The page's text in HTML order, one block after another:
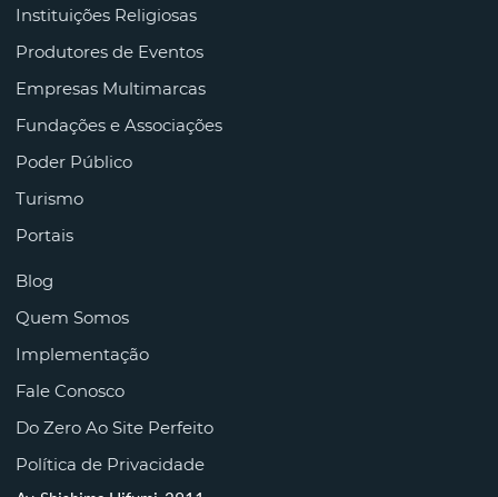
Instituições Religiosas
Produtores de Eventos
Empresas Multimarcas
Fundações e Associações
Poder Público
Turismo
Portais
Blog
Quem Somos
Implementação
Fale Conosco
Do Zero Ao Site Perfeito
Política de Privacidade